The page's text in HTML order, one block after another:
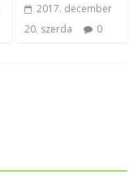
2017. december
20. szerda
0